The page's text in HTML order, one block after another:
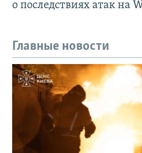
о последствиях атак на
Главные новости